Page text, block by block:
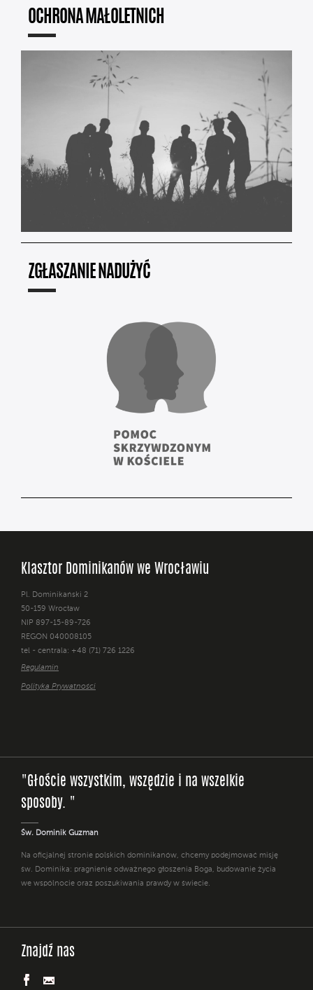
OCHRONA MAŁOLETNICH
ZGŁASZANIE NADUŻYĆ
Klasztor Dominikanów we Wrocławiu
Pl. Dominikański 2
50-159 Wrocław
NIP 897-15-89-726
REGON 040008105
tel - centrala: +48 (71) 726 1226
Regulamin
Polityka Prywatności
"Głoście wszystkim, wszędzie i na wszelkie
sposoby. "
Św. Dominik Guzman
Na oficjalnej stronie polskich dominikanów, chcemy podejmować misję
św. Dominika: pragnienie odważnego głoszenia Boga, budowanie życia
we wspólnocie oraz poszukiwania prawdy w świecie.
Znajdź nas